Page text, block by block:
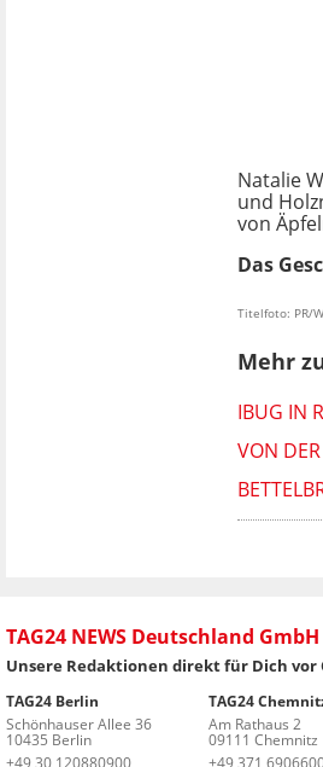
Natalie
und
von
Das
Titelfoto: PR/
Mehr
IBUG IN
VON
TAG24 NEWS Deutschland GmbH
Unsere Redaktionen direkt für Dich vor
TAG24 Berlin
Schönhauser Allee 36
10435 Berlin
+49 30 120880900
TAG24
Am Rathaus 2
09111 Chemnitz
+49 371